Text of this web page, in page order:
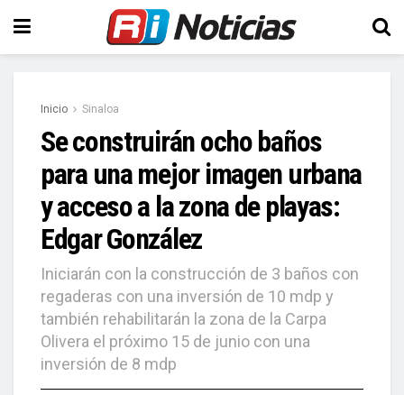
Inicio Sinaloa
Se construirán ocho baños
para una mejor imagen urbana
y acceso a la zona de playas:
Edgar González
Iniciarán con la construcción de 3 baños con
regaderas con una inversión de 10 mdp y
también rehabilitarán la zona de la Carpa
Olivera el próximo 15 de junio con una
inversión de 8 mdp